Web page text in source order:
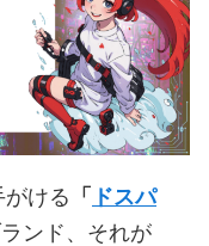
ける 「 ドスパ
ンド、それが